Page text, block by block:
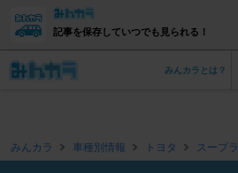
記事を保存していつでも見られる！
みんカラとは？
みんカラ 車種別情報 トヨタ スープラ